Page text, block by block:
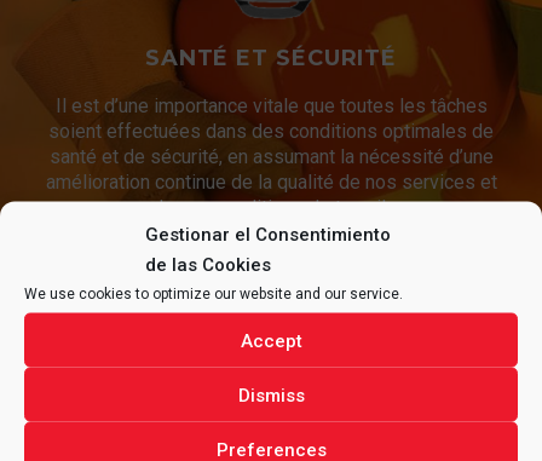
Gestionar el Consentimiento
de las Cookies
We use cookies to optimize our website and our service.
Accept
Dismiss
Preferences
SANTÉ ET SÉCURITÉ
Il est d’une importance vitale que toutes les tâches
soient effectuées dans des conditions optimales de
santé et de sécurité, en assumant la nécessité d’une
amélioration continue de la qualité de nos services et
de nos conditions de travail.
CONTACTEZALFRAN® POUR
TOUTE QUESTION
CONCERNANT VOTRE PROJET.